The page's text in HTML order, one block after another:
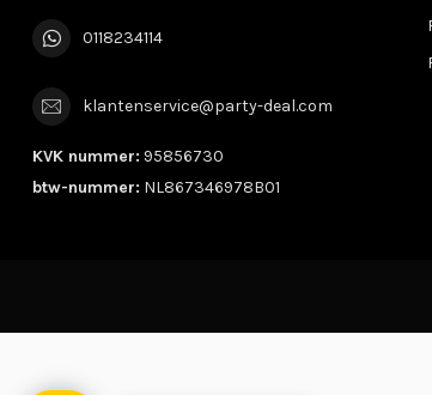
0118234114
klantenservice@party-deal.com
KVK nummer: 95856730
btw-nummer: NL867346978B01